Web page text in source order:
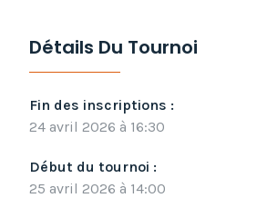
Détails Du Tournoi
Fin des inscriptions :
24 avril 2026 à 16:30
Début du tournoi :
25 avril 2026 à 14:00